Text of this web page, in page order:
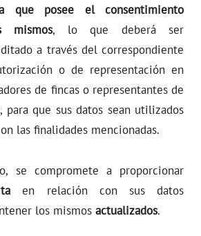
que posee el consentimiento
mismos, lo que deberá ser
a través del correspondiente
o de representación en
de fincas o representantes de
para que sus datos sean utilizados
las finalidades mencionadas.
se compromete a proporcionar
en relación con sus datos
los mismos actualizados.